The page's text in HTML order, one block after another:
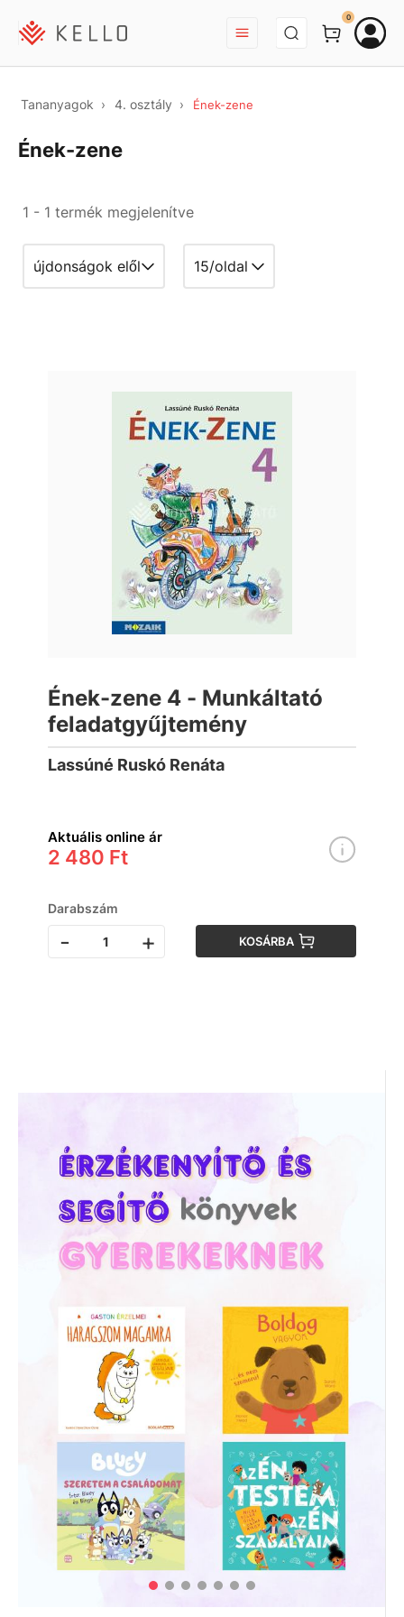
BEJELENTKEZÉS
0
Tananyagok 4. osztály Ének-zene
Ének-zene
1 - 1 termék megjelenítve
Ének-zene 4 - Munkáltató
feladatgyűjtemény
Lassúné Ruskó Renáta
Aktuális online ár
2 480 Ft
Darabszám
- + KOSÁRBA